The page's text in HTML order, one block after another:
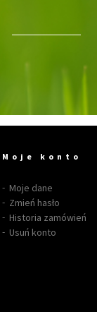
Moje konto
Moje dane
Zmień hasło
Historia zamówień
Usuń konto